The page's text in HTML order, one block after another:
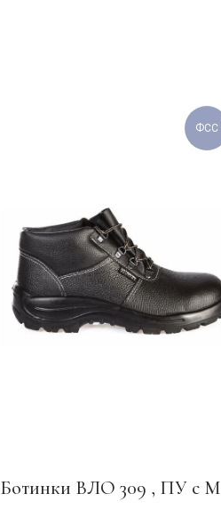
ФСС
Ботинки ВЛО 309 , ПУ с